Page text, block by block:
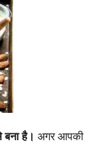
है। अगर आपकी